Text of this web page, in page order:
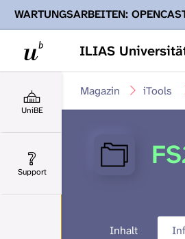
ILIAS
WARTUNGSARBEITEN:
Ihnen Podcasts, Opencast-Videos
UniBE
Support
iTools
Magazin
Inhalt